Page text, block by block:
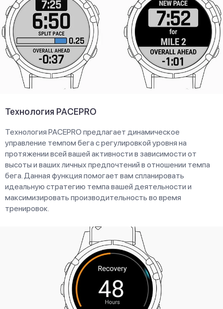
Технология PACEPRO
Технология PACEPRO предлагает динамическое
управление темпом бега с регулировкой уровня на
протяжении всей вашей активности в зависимости от
высоты и ваших личных предпочтений в отношении темпа
бега. Данная функция помогает вам спланировать
идеальную стратегию темпа вашей деятельности и
максимизировать производительность во время
тренировок.